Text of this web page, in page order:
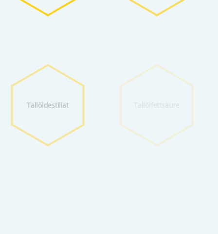
Tallöldestillat